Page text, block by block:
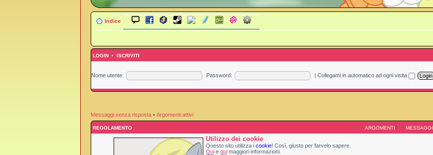
Indice
LOGIN • ISCRIVITI
Nome utente: Password: |Collegami in automatico ad ogni visita
Messaggi senza risposta • Argomenti attivi
REGOLAMENTO ARGOMENTI MESSAGGI
Utilizzo dei cookie
Questo sito utilizza i cookie! Così, giusto per farvelo sapere.
Qui e qui maggiori informazioni.